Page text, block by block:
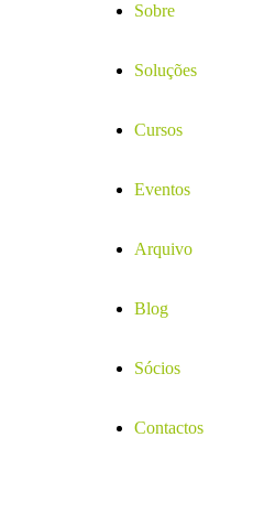
Sobre
Soluções
Cursos
Eventos
Arquivo
Blog
Sócios
Contactos